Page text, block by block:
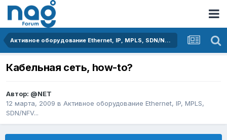
Активное оборудование Ethernet, IP, MPLS, SDN/NFV...
Кабельная сеть, how-to?
Автор: @NET
12 марта, 2009 в Активное оборудование Ethernet, IP, MPLS,
SDN/NFV...